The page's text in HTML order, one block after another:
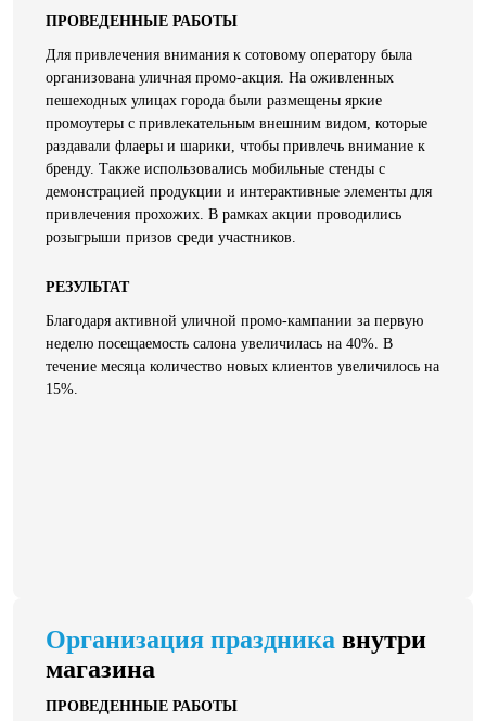
ПРОВЕДЕННЫЕ РАБОТЫ
Для привлечения внимания к сотовому оператору была
организована уличная промо-акция. На оживленных
пешеходных улицах города были размещены яркие
промоутеры с привлекательным внешним видом, которые
раздавали флаеры и шарики, чтобы привлечь внимание к
бренду. Также использовались мобильные стенды с
демонстрацией продукции и интерактивные элементы для
привлечения прохожих. В рамках акции проводились
розыгрыши призов среди участников.
РЕЗУЛЬТАТ
Благодаря активной уличной промо-кампании за первую
неделю посещаемость салона увеличилась на 40%. В
течение месяца количество новых клиентов увеличилось на
15%.
Организация праздника внутри
магазина
ПРОВЕДЕННЫЕ РАБОТЫ